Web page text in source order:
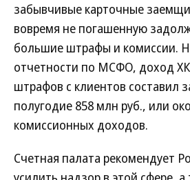
забывчивые карточные
вовремя не погашенную
большие штрафы и комиссии.
отчетности по МСФО, доход
штрафов с клиентов составил
полугодие 858 млн руб., или
комиссионных доходов.
Счетная палата рекомендует